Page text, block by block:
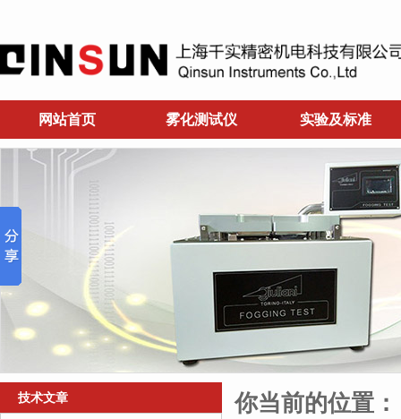
网站首页 雾化测试仪 实验及标准
技术文章 你当前的位置：